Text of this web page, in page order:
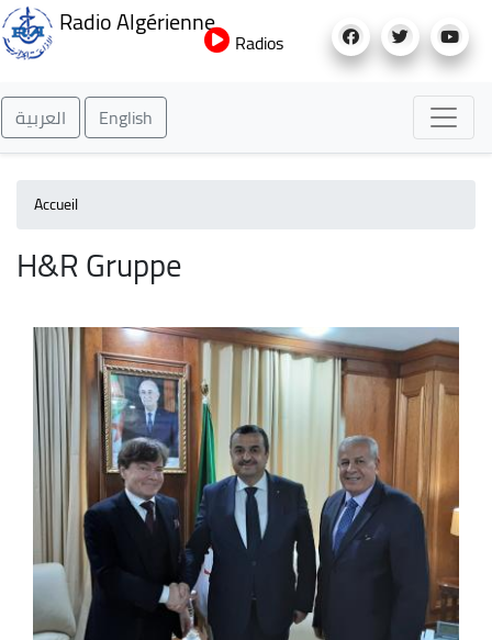
au
Radio Algérienne
Radios
العربية English
Accueil
H&R Gruppe